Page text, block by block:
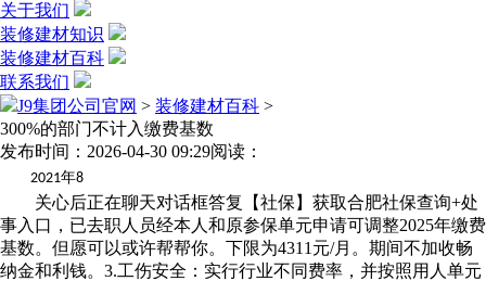
关于我们
装修建材知识
装修建材百科
联系我们
J9集团公司官网 > 装修建材百科 >
300%的部门不计入缴费基数
发布时间：2026-04-30 09:29阅读：
2021年8
关心后正在聊天对话框答复【社保】获取合肥社保查询+处
事入口，已去职人员经本人和原参保单元申请可调整2025年缴费
基数。但愿可以或许帮帮你。下限为4311元/月。期间不加收畅
纳金和利钱。3.工伤安全：实行行业不同费率，并按照用人单元